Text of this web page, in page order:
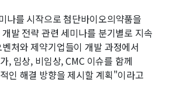
나를 시작으로 첨단바이오의약품을
발 전략 관련 세미나를 분기별로 지속
처와 제약기업들이 개발 과정에서
, 임상, 비임상, CMC 이슈를 함께
인 해결 방향을 제시할 계획"이라고